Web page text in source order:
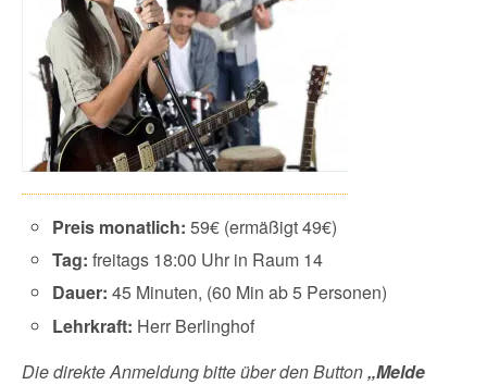
Preis monatlich: 59€ (ermäßigt 49€)
Tag: freitags 18:00 Uhr in Raum 14
Dauer: 45 Minuten, (60 Min ab 5 Personen)
Lehrkraft: Herr Berlinghof
Die direkte Anmeldung bitte überden Button„Melde